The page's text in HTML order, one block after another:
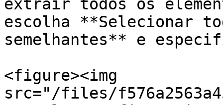
extrair todos os
escolha **Selecionar
semelhantes** e
<figure><img
src="/files/